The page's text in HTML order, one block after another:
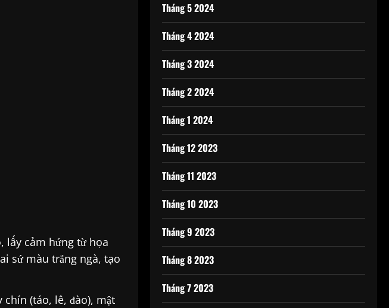
lấy cảm hứng từ họa
sứ màu trắng ngà, tạo
(táo, lê, đào), mật
Tháng 5 2024
Tháng 4 2024
Tháng 3 2024
Tháng 2 2024
Tháng 1 2024
Tháng 12 2023
Tháng 11 2023
Tháng 10 2023
Tháng 9 2023
Tháng 8 2023
Tháng 7 2023